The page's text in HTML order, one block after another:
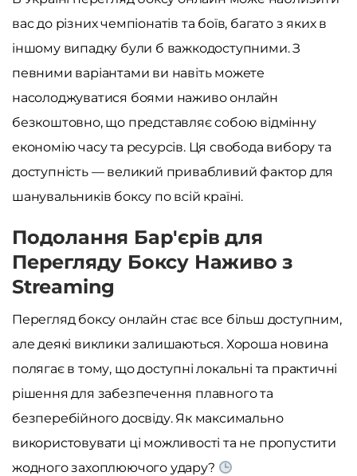
вас до різних чемпіонатів та боїв, багато з яких в
іншому випадку були б важкодоступними. З
певними варіантами ви навіть можете
насолоджуватися боями наживо онлайн
безкоштовно, що представляє собою відмінну
економію часу та ресурсів. Ця свобода вибору та
доступність — великий привабливий фактор для
шанувальників боксу по всій країні.
Подолання Бар'єрів для
Перегляду Боксу Наживо з
Streaming
Перегляд боксу онлайн стає все більш доступним,
але деякі виклики залишаються. Хороша новина
полягає в тому, що доступні локальні та практичні
рішення для забезпечення плавного та
безперебійного досвіду. Як максимально
використовувати ці можливості та не пропустити
жодного захоплюючого удару?